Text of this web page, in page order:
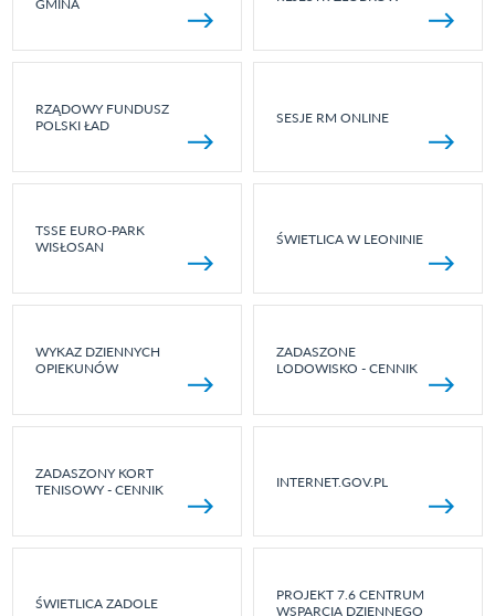
GMINA
RZĄDOWY FUNDUSZ
POLSKI ŁAD
SESJE RM ONLINE
TSSE EURO-PARK
WISŁOSAN
ŚWIETLICA W LEONINIE
WYKAZ DZIENNYCH
OPIEKUNÓW
ZADASZONE
LODOWISKO - CENNIK
ZADASZONY KORT
TENISOWY - CENNIK
INTERNET.GOV.PL
ŚWIETLICA ZADOLE
PROJEKT 7.6 CENTRUM
WSPARCIA DZIENNEGO